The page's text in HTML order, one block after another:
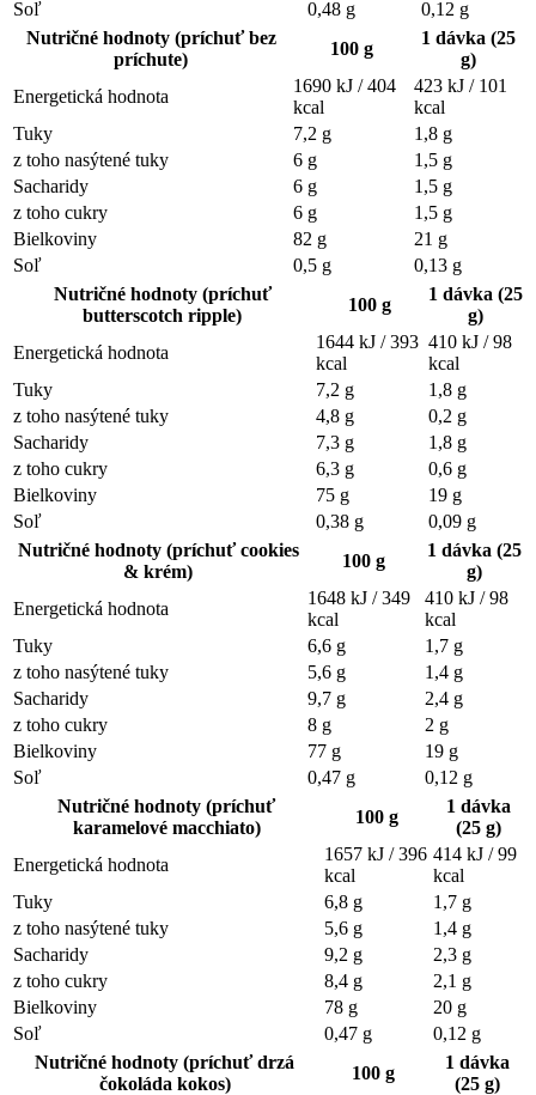
Soľ
0,48 g
0,12 g
Nutričné hodnoty (príchuť bez
príchute)
100 g
1 dávka (25
g)
Energetická hodnota
1690 kJ / 404
kcal
423 kJ / 101
kcal
Tuky
7,2 g
1,8 g
z toho nasýtené tuky
6 g
1,5 g
Sacharidy
6 g
1,5 g
z toho cukry
6 g
1,5 g
Bielkoviny
82 g
21 g
Soľ
0,5 g
0,13 g
Nutričné hodnoty (príchuť
butterscotch ripple)
100 g
1 dávka (25
g)
Energetická hodnota
1644 kJ / 393
kcal
410 kJ / 98
kcal
Tuky
7,2 g
1,8 g
z toho nasýtené tuky
4,8 g
0,2 g
Sacharidy
7,3 g
1,8 g
z toho cukry
6,3 g
0,6 g
Bielkoviny
75 g
19 g
Soľ
0,38 g
0,09 g
Nutričné hodnoty (príchuťcookies
& krém)
100 g
1 dávka (25
g)
Energetická hodnota
1648 kJ / 349
kcal
410 kJ / 98
kcal
Tuky
6,6 g
1,7 g
z toho nasýtené tuky
5,6 g
1,4 g
Sacharidy
9,7 g
2,4 g
z toho cukry
8 g
2 g
Bielkoviny
77 g
19 g
Soľ
0,47 g
0,12 g
Nutričné hodnoty (príchuť
karamelové macchiato)
100 g
1 dávka
(25 g)
Energetická hodnota
1657 kJ / 396
kcal
414 kJ / 99
kcal
Tuky
6,8 g
1,7 g
z toho nasýtené tuky
5,6 g
1,4 g
Sacharidy
9,2 g
2,3 g
z toho cukry
8,4 g
2,1 g
Bielkoviny
78 g
20 g
Soľ
0,47 g
0,12 g
Nutričné hodnoty (príchuťdrzá
čokoláda kokos)
100 g
1 dávka
(25 g)